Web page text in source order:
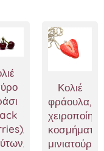
Κολιέ
φράουλα,
χειροποίητα
κοσμήματα
μινιατούρες